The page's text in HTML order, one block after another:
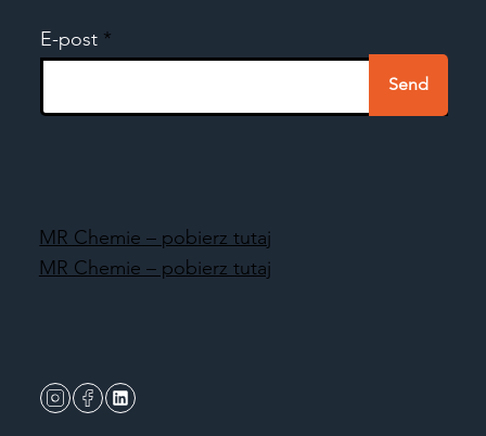
E-post
Send
MR Chemie – pobierz tutaj
MR Chemie – pobierz tutaj